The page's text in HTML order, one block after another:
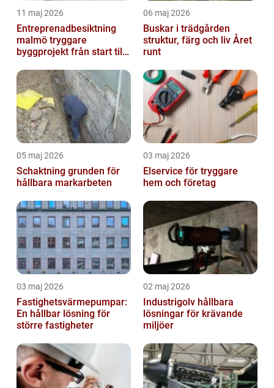
11 maj 2026
Entreprenadbesiktning
malmö tryggare
byggprojekt från start till
06 maj 2026
Buskar i trädgården
struktur, färg och liv Året
runt
05 maj 2026
Schaktning grunden för
hållbara markarbeten
03 maj 2026
Elservice för tryggare
hem och företag
03 maj 2026
Fastighetsvärmepumpar:
En hållbar lösning för
större fastigheter
02 maj 2026
Industrigolv hållbara
lösningar för krävande
miljöer